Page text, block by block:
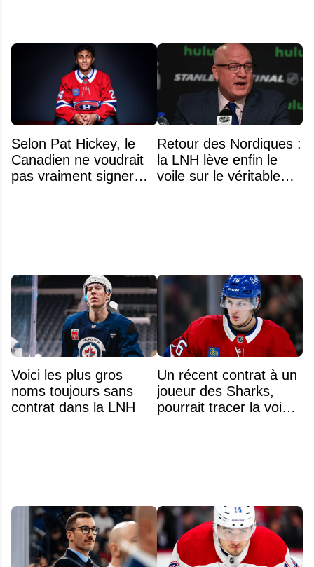
Selon Pat Hickey, le
Canadien ne voudrait
pas vraiment signer
Retour des Nordiques :
la LNH lève enfin le
voile sur le véritable
Voici les plus gros
noms toujours sans
contrat dans la LNH
Un récent contrat à un
joueur des Sharks,
pourrait tracer la voie à